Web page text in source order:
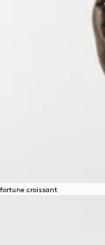
fortune croissant